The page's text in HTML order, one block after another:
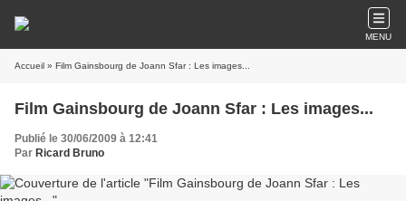
MENU
Accueil » Film Gainsbourg de Joann Sfar : Les images...
Film Gainsbourg de Joann Sfar : Les images...
Publié le 30/06/2009 à 12:41
Par Ricard Bruno